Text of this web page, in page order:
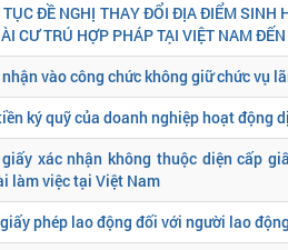
ĐỀ NGHỊ THAY ĐỔI ĐỊA ĐIỂM SINH
CƯ TRÚ HỢP PHÁP TẠI VIỆT NAM
vào công chức không giữ chức vụ
ký quỹ của doanh nghiệp hoạt động
xác nhận không thuộc diện cấp
làm việc tại Việt Nam
phép lao động đối với người lao